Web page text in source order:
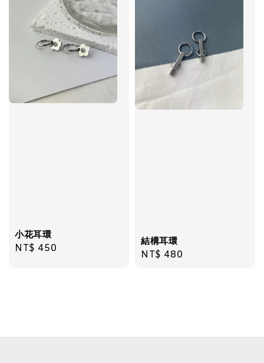
NT$ 69
NT$ 98
- +
加入購物車
小花耳環
Regular
NT$ 450
結構耳環
Regular
NT$ 480